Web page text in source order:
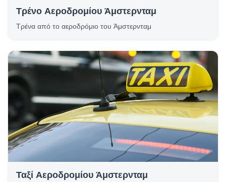
Τρένο Αεροδρομίου Άμστερνταμ
Τρένα από το αεροδρόμιο του Άμστερνταμ
Ταξί Αεροδρομίου Άμστερνταμ